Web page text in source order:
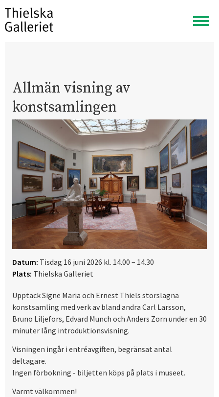
Visa
meny
Allmän visning av
konstsamlingen
Datum: Tisdag 16 juni 2026 kl. 14.00 – 14.30
Plats: Thielska Galleriet
Upptäck Signe Maria och Ernest Thiels storslagna
konstsamling med verk av bland andra Carl Larsson,
Bruno Liljefors, Edvard Munch och Anders Zorn under en 30
minuter lång introduktionsvisning.
Visningen ingår i entréavgiften, begränsat antal
deltagare.
Ingen förbokning - biljetten köps på plats i museet.
Varmt välkommen!